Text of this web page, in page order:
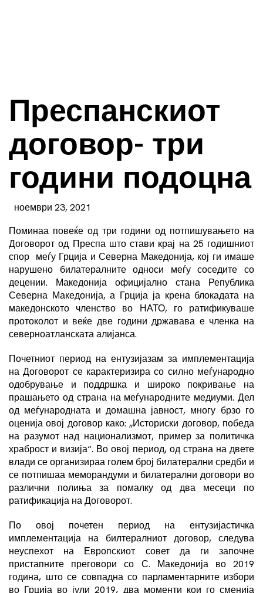
Преспанскиот
договор- три
години подоцна
ноември 23, 2021
Поминаа повеќе од три години од потпишувањето на
Договорот од Преспа што стави крај на 25 годишниот
спор меѓу Грција и Северна Македонија, кој ги имаше
нарушено билатералните односи меѓу соседите со
децении. Македонија официјално стана Република
Северна Македонија, а Грција ја крена блокадата на
македонското членство во НАТО, го ратификуваше
протоколот и веќе две години државава е членка на
северноатланската алијанса.
Почетниот период на ентузијазам за имплементација
на Договорот се карактеризира со силно меѓународно
одобрување и поддршка и широко покривање на
прашањето од страна на меѓународните медиуми. Дел
од меѓународната и домашна јавност, многу брзо го
оценија овој договор како: „Историски договор, победа
на разумот над национализмот, пример за политичка
храброст и визија“. Во овој период, од страна на двете
влади се организираа голем број билатерални средби и
се потпишаа меморандуми и билатерални договори во
различни полиња за помалку од два месеци по
ратификација на Договорот.
По овој почетен период на ентузијастичка
имплементација на билтералниот договор, следува
неуспехот на Европскиот совет да ги започне
пристапните преговори со С. Македонија во 2019
година, што се совпадна со парламентарните избори
во Грција во јули 2019, два моменти кои го сменија